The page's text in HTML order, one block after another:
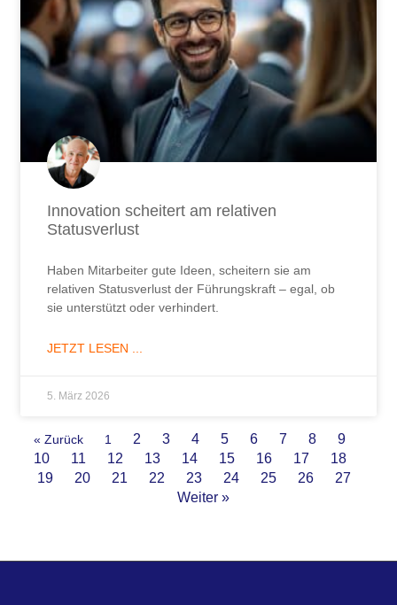
Innovation scheitert am relativen
Statusverlust
Haben Mitarbeiter gute Ideen, scheitern sie am
relativen Statusverlust der Führungskraft – egal, ob
sie unterstützt oder verhindert.
JETZT LESEN ...
5. März 2026
« Zurück 1 2 3 4 5 6 7 8
9
10
11 12 13 14 15 16 17
18
19
20 21 22 23 24 25 26
27
Weiter »